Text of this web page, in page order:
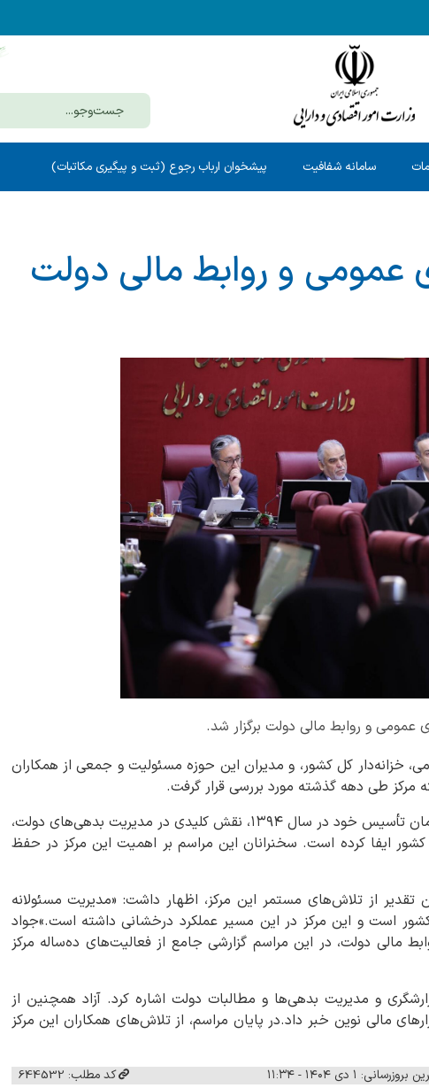
سامانه شفافیت پیشخوان ارباب رجوع (ثبت و پیگیری مکاتبات)
عمومی و روابط مالی دولت
خزانه‌دار کل کشور، و مدیران این حوزه مسئولیت و جمعی از همکاران
مرکز طی دهه گذشته مورد بررسی قرار گرفت.
مرکز مدیریت بدهی‌های عمومی و روابط مالی دولت از زمان تأسیس خود در سال ۱۳۹۴، نقش کلیدی در مدیریت بدهی‌های دولت،
ایفا کرده است. سخنرانان این مراسم بر اهمیت این مرکز در حفظ
از تلاش‌های مستمر این مرکز، اظهار داشت: «مدیریت مسئولانه
است و این مرکز در این مسیر عملکرد درخشانی داشته است.»جواد
مالی دولت، در این مراسم گزارشی جامع از فعالیت‌های ده‌ساله مرکز
و مدیریت بدهی‌ها و مطالبات دولت اشاره کرد. آزاد همچنین از
مالی نوین خبر داد.در پایان مراسم، از تلاش‌های همکاران این مرکز
۱ دی ۱۴۰۴ - ۱۱:۳۴ کد مطلب: 644532